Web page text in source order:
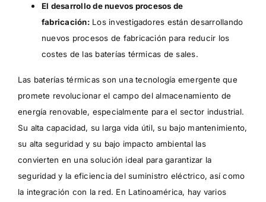
El desarrollo de nuevos procesos de
fabricación:Los investigadores están desarrollando
nuevos procesos de fabricación para reducir los
costes de las baterías térmicas de sales.
Las baterías térmicas son una tecnología emergente que
promete revolucionar el campo del almacenamiento de
energía renovable, especialmente para el sector industrial.
Su alta capacidad, su larga vida útil, su bajo mantenimiento,
su alta seguridad y su bajo impacto ambiental las
convierten en una solución ideal para garantizar la
seguridad y la eficiencia del suministro eléctrico, así como
la integración con la red. En Latinoamérica, hay varios